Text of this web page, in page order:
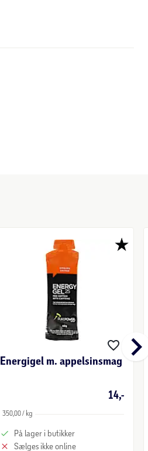
Energigel m. appelsinsmag
14,-
350,00 / kg
På lager i butikker
Sælges ikke online